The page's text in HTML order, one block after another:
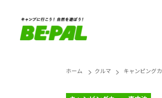
ホーム クルマ キャンピング